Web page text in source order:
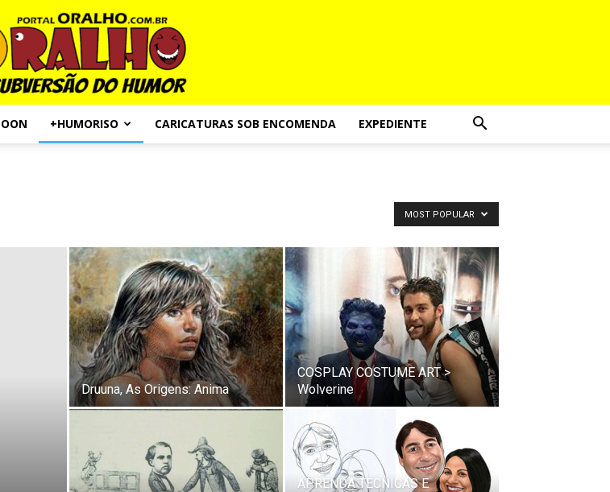
Portal
O
Ralho
+HUMORISO CARICATURAS SOB ENCOMENDA EXPEDIENTE
MOST POPULAR
Druuna, As Origens: Anima
COSPLAY COSTUME ART >
Wolverine
APRENDA TÉCNICAS E